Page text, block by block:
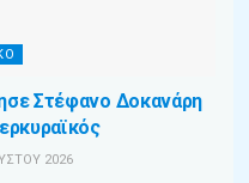
Στέφανο Δοκανάρη
2026